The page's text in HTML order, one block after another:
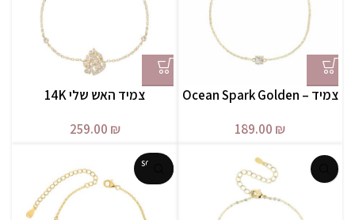
צמיד – Ocean Spark Golden
189.00 ₪
צמיד האש שלי 14K
259.00 ₪
SOLD O